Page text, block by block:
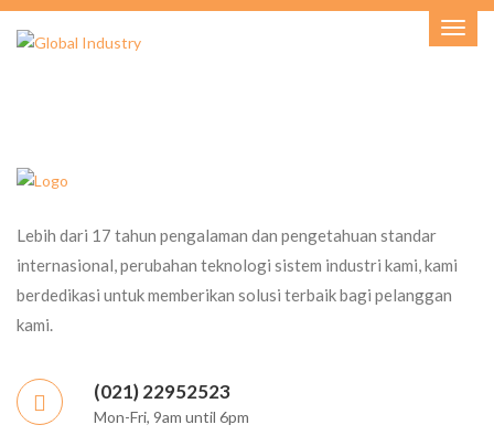
Lebih dari 17 tahun pengalaman dan pengetahuan standar
internasional, perubahan teknologi sistem industri kami, kami
berdedikasi untuk memberikan solusi terbaik bagi pelanggan
kami.
(021) 22952523
Mon-Fri, 9am until 6pm